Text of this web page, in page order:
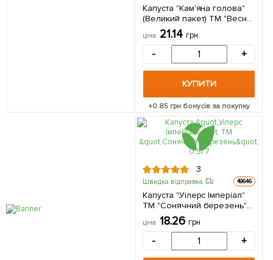
Капуста "Кам'яна голова"
(Великий пакет) ТМ "Весна"
ціна 21.14 грн
- +
КУПИТИ
+0.85грн бонусів за покупку
3
Швидка відправка 49646
Капуста "Уілерс Імперіал"
ТМ "Сонячний березень"
ціна 18.26 грн
- +